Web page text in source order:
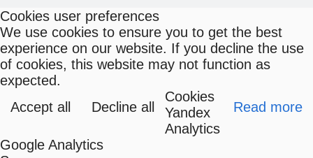
Cookies user preferences
We use cookies to ensure you to get the best
experience on our website. If you decline the use
of cookies, this website may not function as
expected.
Accept all
Decline all Read more
Cookies
Yandex
Analytics
Google Analytics